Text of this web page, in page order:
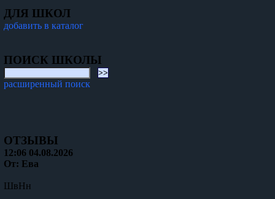
ДЛЯ ШКОЛ
добавить в каталог
ПОИСК ШКОЛЫ
расширенный поиск
ОТЗЫВЫ
12:06 04.08.2026
От: Ева
ШвНн